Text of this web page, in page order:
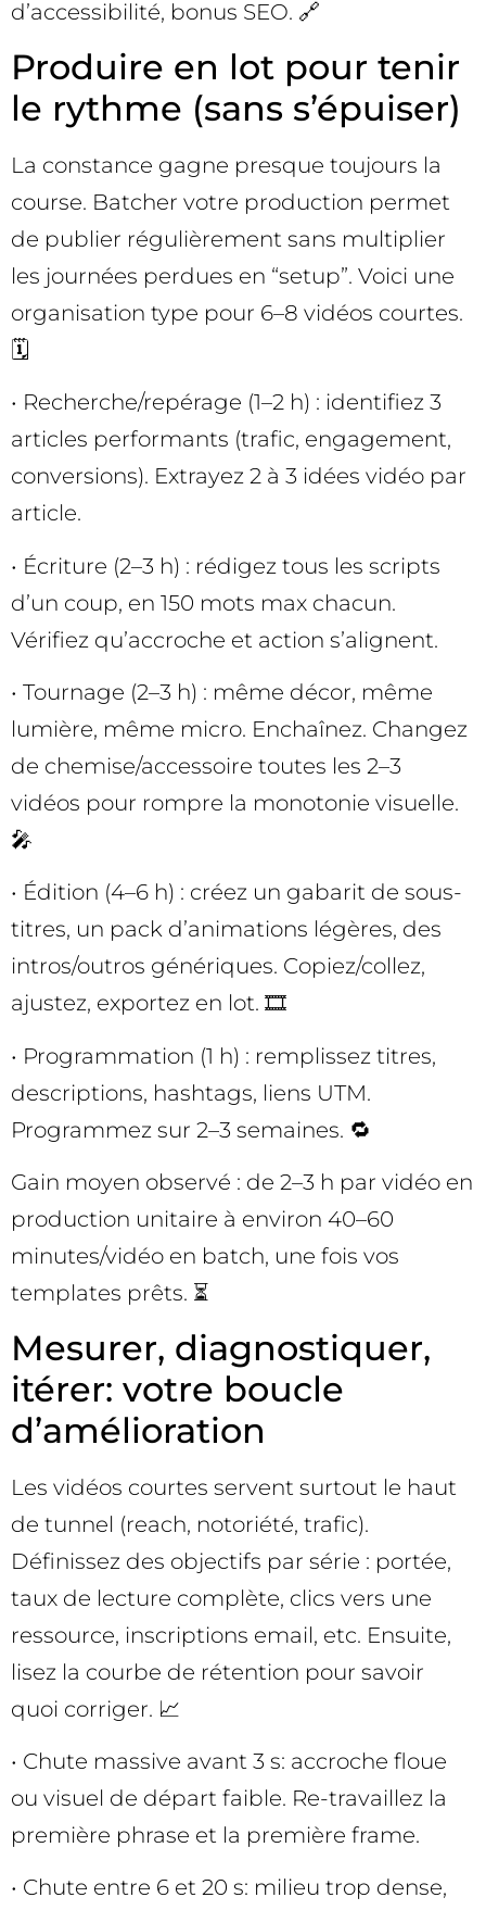
d’accessibilité, bonus SEO. 🔗
Produire en lot pour tenir
le rythme (sans s’épuiser)
La constance gagne presque toujours la
course. Batcher votre production permet
de publier régulièrement sans multiplier
les journées perdues en “setup”. Voici une
organisation type pour 6–8 vidéos courtes.
🗓️
• Recherche/repérage (1–2 h) : identifiez 3
articles performants (trafic, engagement,
conversions). Extrayez 2 à 3 idées vidéo par
article.
• Écriture (2–3 h) : rédigez tous les scripts
d’un coup, en 150 mots max chacun.
Vérifiez qu’accroche et action s’alignent.
• Tournage (2–3 h) : même décor, même
lumière, même micro. Enchaînez. Changez
de chemise/accessoire toutes les 2–3
vidéos pour rompre la monotonie visuelle.
🎤
• Édition (4–6 h) : créez un gabarit de sous-
titres, un pack d’animations légères, des
intros/outros génériques. Copiez/collez,
ajustez, exportez en lot. 🎞️
• Programmation (1 h) : remplissez titres,
descriptions, hashtags, liens UTM.
Programmez sur 2–3 semaines. 🔁
Gain moyen observé : de 2–3 h par vidéo en
production unitaire à environ 40–60
minutes/vidéo en batch, une fois vos
templates prêts. ⏳
Mesurer, diagnostiquer,
itérer: votre boucle
d’amélioration
Les vidéos courtes servent surtout le haut
de tunnel (reach, notoriété, trafic).
Définissez des objectifs par série : portée,
taux de lecture complète, clics vers une
ressource, inscriptions email, etc. Ensuite,
lisez la courbe de rétention pour savoir
quoi corriger. 📈
• Chute massive avant 3 s: accroche floue
ou visuel de départ faible. Re-travaillez la
première phrase et la première frame.
• Chute entre 6 et 20 s: milieu trop dense,